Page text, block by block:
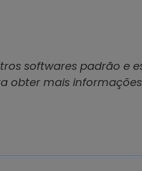
softwares padrão e
obter mais